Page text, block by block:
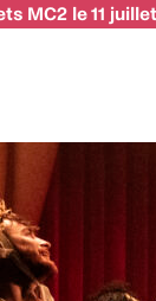
MC2 le 11